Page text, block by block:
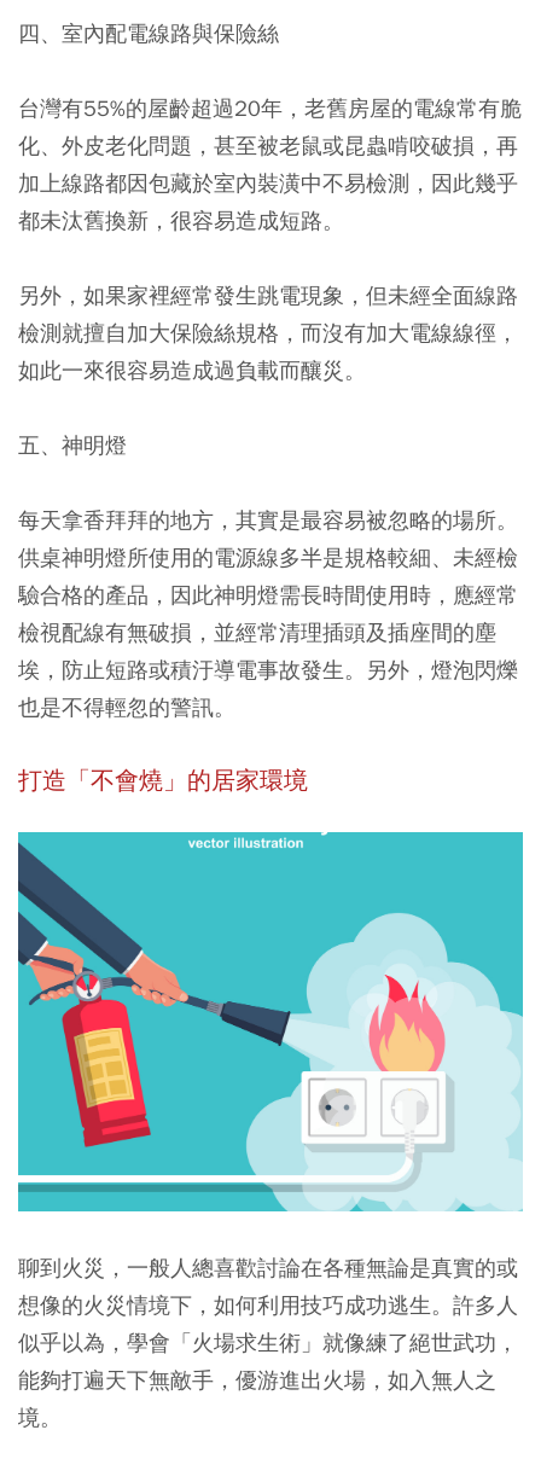
四、室內配電線路與保險絲
台灣有55%的屋齡超過20年，老舊房屋的電線常有脆
化、外皮老化問題，甚至被老鼠或昆蟲啃咬破損，再
加上線路都因包藏於室內裝潢中不易檢測，因此幾乎
都未汰舊換新，很容易造成短路。
另外，如果家裡經常發生跳電現象，但未經全面線路
檢測就擅自加大保險絲規格，而沒有加大電線線徑，
如此一來很容易造成過負載而釀災。
五、神明燈
每天拿香拜拜的地方，其實是最容易被忽略的場所。
供桌神明燈所使用的電源線多半是規格較細、未經檢
驗合格的產品，因此神明燈需長時間使用時，應經常
檢視配線有無破損，並經常清理插頭及插座間的塵
埃，防止短路或積汙導電事故發生。另外，燈泡閃爍
也是不得輕忽的警訊。
打造「不會燒」的居家環境
聊到火災，一般人總喜歡討論在各種無論是真實的或
想像的火災情境下，如何利用技巧成功逃生。許多人
似乎以為，學會「火場求生術」就像練了絕世武功，
能夠打遍天下無敵手，優游進出火場，如入無人之
境。